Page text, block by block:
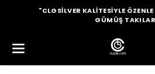
"CLGSILVER KALITESIYLE
GÜMÜŞ